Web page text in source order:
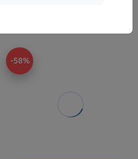
-58%